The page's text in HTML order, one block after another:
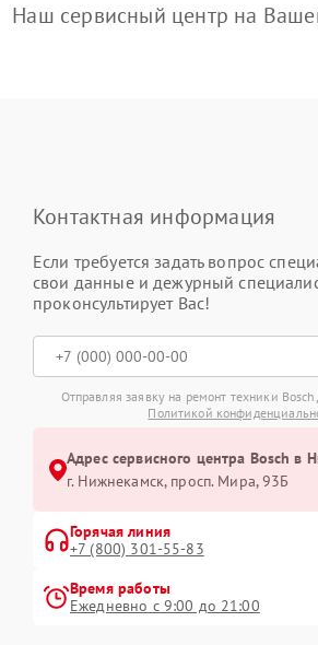
Наш сервисный центр на
Контактная информация
Если требуется задать вопрос
свои данные и дежурный
проконсультирует Вас!
Отправляя заявку на ремонт техники
Политикой
Адрес сервисного центра Bosch в
г. Нижнекамск, просп. Мира, 93Б
Горячая линия
+7 (800) 301-55-83
Время работы
Ежедневно с 9:00 до 21:00